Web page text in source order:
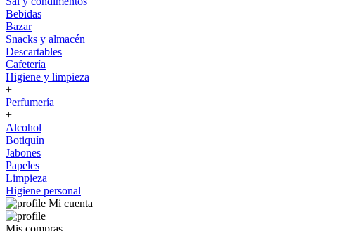
Bebidas
Bazar
Snacks y almacén
Descartables
Cafetería
Higiene y limpieza
+
Perfumería
+
Alcohol
Botiquín
Jabones
Papeles
Limpieza
Higiene personal
Mi cuenta
Mis compras